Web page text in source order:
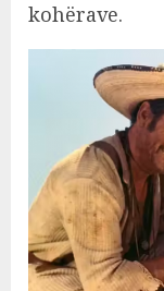
kohërave.